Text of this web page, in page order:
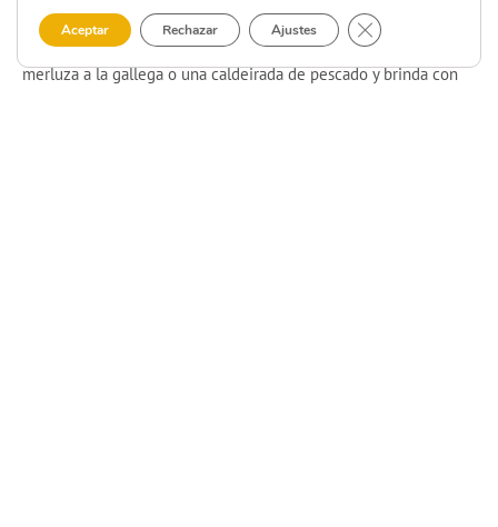
escuche el mar. Elturismo gastronómicocombinado con el
acústico puede hacer de tu cena un momento mágico. Prueba la
merluza a la gallega o una caldeirada de pescado y brinda con
Aceptar Rechazar Ajustes Cerrar el banner